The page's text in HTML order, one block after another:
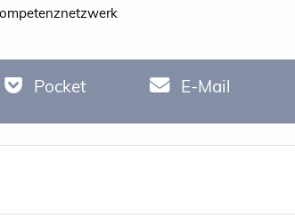
Pocket E-Mail